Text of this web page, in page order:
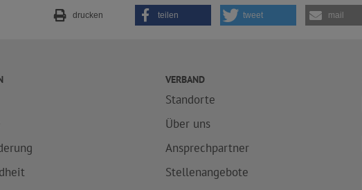
drucken teilen tweet mail
VERBAND
Standorte
Über uns
Ansprechpartner
Stellenangebote